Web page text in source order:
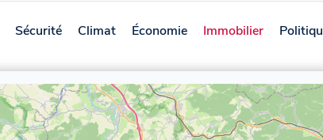
Sécurité Climat Économie Immobilier